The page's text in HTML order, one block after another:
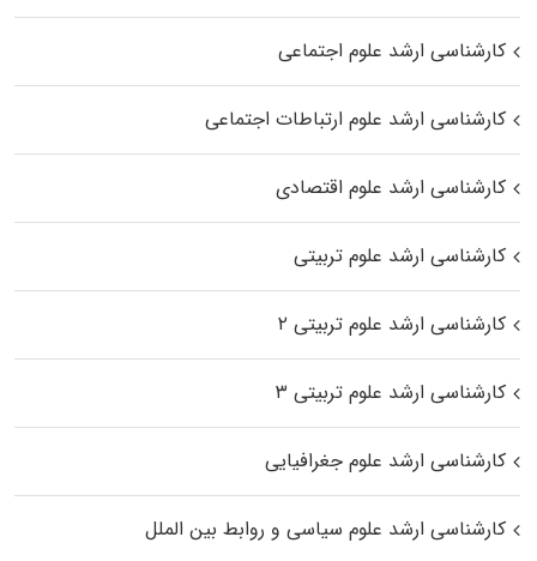
کارشناسی ارشد علوم اجتماعی
کارشناسی ارشد علوم ارتباطات اجتماعی
کارشناسی ارشد علوم اقتصادی
کارشناسی ارشد علوم تربیتی
کارشناسی ارشد علوم تربیتی ۲
کارشناسی ارشد علوم تربیتی ۳
کارشناسی ارشد علوم جغرافیایی
کارشناسی ارشد علوم سیاسی و روابط بین الملل